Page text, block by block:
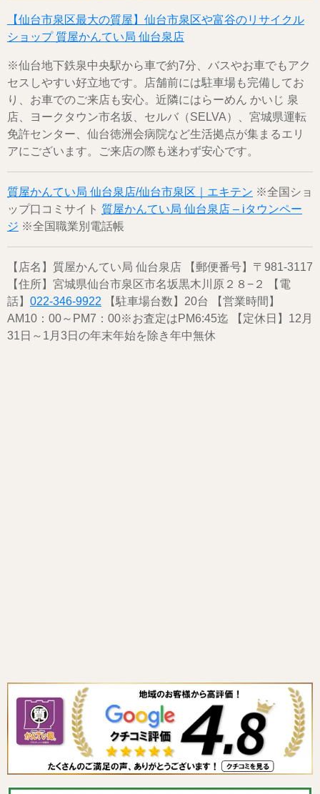
【仙台市泉区最大の質屋】仙台市泉区や富谷のリサイクル
ショップ 質屋かんてい局 仙台泉店
※仙台地下鉄泉中央駅から車で約7分、バスやお車でもアク
セスしやすい好立地です。店舗前には駐車場も完備してお
り、お車でのご来店も安心。近隣にはらーめん かいじ 泉
店、ヨークタウン市名坂、セルバ（SELVA）、宮城県運転
免許センター、仙台徳洲会病院など生活拠点が集まるエリ
アにございます。ご来店の際も迷わず安心です。
質屋かんてい局 仙台泉店/仙台市泉区｜エキテン ※全国ショ
ップ口コミサイト 質屋かんてい局 仙台泉店 – iタウンペー
ジ ※全国職業別電話帳
【店名】質屋かんてい局 仙台泉店 【郵便番号】〒981-3117
【住所】宮城県仙台市泉区市名坂黒木川原２８−２ 【電
話】 022-346-9922 【駐車場台数】20台 【営業時間】
AM10：00～PM7：00※お査定はPM6:45迄 【定休日】12月
31日～1月3日の年末年始を除き年中無休